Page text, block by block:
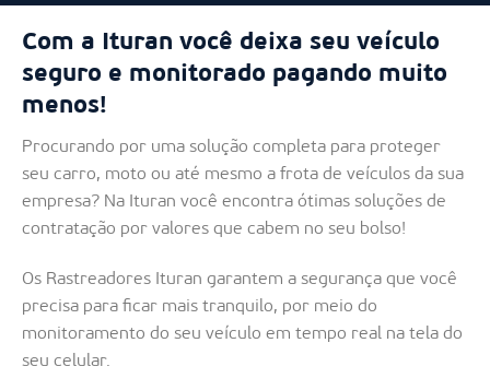
Com a Ituran você deixa seu veículo
seguro e monitorado pagando muito
menos!
Procurando por uma solução completa para proteger
seu carro, moto ou até mesmo a frota de veículos da sua
empresa? Na Ituran você encontra ótimas soluções de
contratação por valores que cabem no seu bolso!
Os Rastreadores Ituran garantem a segurança que você
precisa para ficar mais tranquilo, por meio do
monitoramento do seu veículo em tempo real na tela do
seu celular.